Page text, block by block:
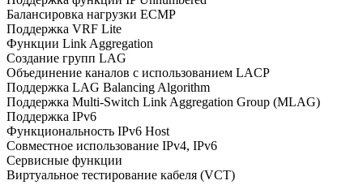
Балансировка нагрузки ECMP
Поддержка VRF Lite
Функции Link Aggregation
Создание групп LAG
Объединение каналов с использованием LACP
Поддержка LAG Balancing Algorithm
Поддержка Multi-Switch Link Aggregation Group (MLAG)
Поддержка IPv6
Функциональность IPv6 Host
Совместное использование IPv4, IPv6
Сервисные функции
Виртуальное тестирование кабеля (VCT)